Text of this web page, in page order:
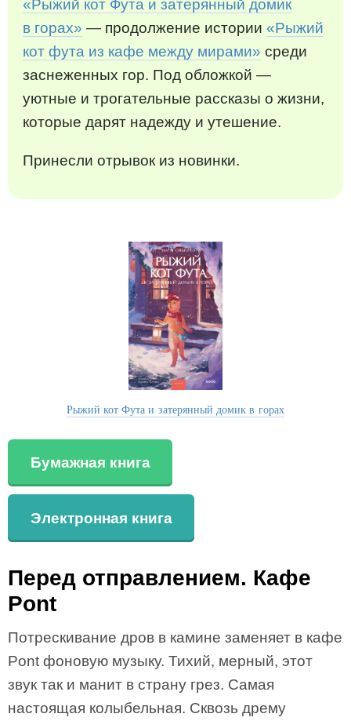
«Рыжий кот Фута и затерянный домик
в горах» — продолжение истории «Рыжий
кот фута из кафе между мирами» среди
заснеженных гор. Под обложкой —
уютные и трогательные рассказы о жизни,
которые дарят надежду и утешение.
Принесли отрывок из новинки.
Рыжий кот Фута и затерянный домик в горах
Бумажная книга
Электронная книга
Перед отправлением. Кафе
Pont
Потрескивание дров в камине заменяет в кафе
Pont фоновую музыку. Тихий, мерный, этот
звук так и манит в страну грез. Самая
настоящая колыбельная. Сквозь дрему